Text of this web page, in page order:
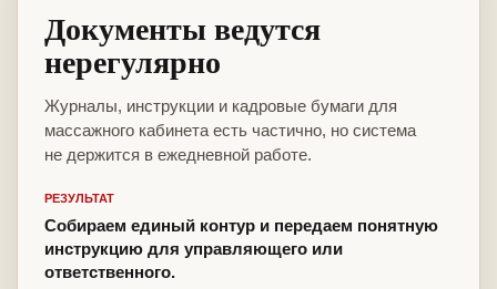
Документы ведутся
нерегулярно
Журналы, инструкции и кадровые бумаги для
массажного кабинета есть частично, но система
не держится в ежедневной работе.
РЕЗУЛЬТАТ
Собираем единый контур и передаем понятную
инструкцию для управляющего или
ответственного.